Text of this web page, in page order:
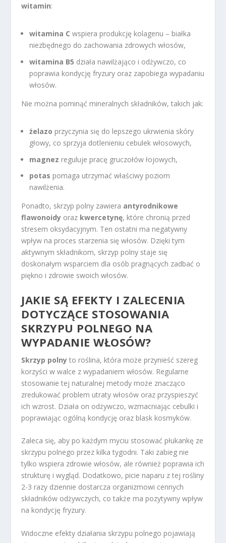
witamin:
witamina C wspiera produkcję kolagenu – białka
niezbędnego do zachowania zdrowych włosów,
witamina B5 działa nawilżająco i odżywczo, co
poprawia kondycję fryzury oraz zapobiega wypadaniu
włosów.
Nie można pominąć mineralnych składników, takich jak:
żelazo przyczynia się do lepszego ukrwienia skóry
głowy, co sprzyja dotlenieniu cebulek włosowych,
magnez reguluje pracę gruczołów łojowych,
potas pomaga utrzymać właściwy poziom
nawilżenia.
Ponadto, skrzyp polny zawiera antyrodnikowe
flawonoidy oraz kwercetynę, które chronią przed
stresem oksydacyjnym. Ten ostatni ma negatywny
wpływ na proces starzenia się włosów. Dzięki tym
aktywnym składnikom, skrzyp polny staje się
doskonałym wsparciem dla osób pragnących zadbać o
piękno i zdrowie swoich włosów.
JAKIE SĄ EFEKTY I ZALECENIA
DOTYCZĄCE STOSOWANIA
SKRZYPU POLNEGO NA
WYPADANIE WŁOSÓW?
Skrzyp polny to roślina, która może przynieść szereg
korzyści w walce z wypadaniem włosów. Regularne
stosowanie tej naturalnej metody może znacząco
zredukować problem utraty włosów oraz przyspieszyć
ich wzrost. Działa on odżywczo, wzmacniając cebulki i
poprawiając ogólną kondycję oraz blask kosmyków.
Zaleca się, aby po każdym myciu stosować płukankę ze
skrzypu polnego przez kilka tygodni. Taki zabieg nie
tylko wspiera zdrowie włosów, ale również poprawia ich
strukturę i wygląd. Dodatkowo, picie naparu z tej rośliny
2-3 razy dziennie dostarcza organizmowi cennych
składników odżywczych, co także ma pozytywny wpływ
na kondycję fryzury.
Widoczne efekty działania skrzypu polnego pojawiają